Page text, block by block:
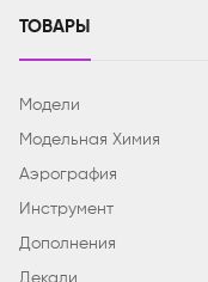
ТОВАРЫ
Модели
Модельная Химия
Аэрография
Инструмент
Дополнения
Декали